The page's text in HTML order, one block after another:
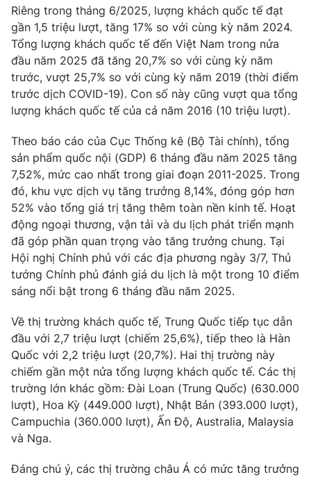
Sản phẩm
Thị trường
Tư vấn
Giao lưu trực tuyến
Lịch phát sóng
Chuyên mục khác
Photo Infographic
Video Shorts video
VTV Money VTV Thể thao
VTV Sức khoẻ Bất động sản
Thị trường 24h Tấm lòng Việt
VTV4 Vươn mình bằng AI
VTV9 VTV8
Riêng trong tháng 6/2025, lượng khách quốc tế đạt
gần 1,5 triệu lượt, tăng 17% so với cùng kỳ năm 2024.
Tổng lượng khách quốc tế đến Việt Nam trong nửa
đầu năm 2025 đã tăng 20,7% so với cùng kỳ năm
trước, vượt 25,7% so với cùng kỳ năm 2019 (thời điểm
trước dịch COVID-19). Con số này cũng vượt qua tổng
lượng khách quốc tế của cả năm 2016 (10 triệu lượt).
Theo báo cáo của Cục Thống kê (Bộ Tài chính), tổng
sản phẩm quốc nội (GDP) 6 tháng đầu năm 2025 tăng
7,52%, mức cao nhất trong giai đoạn 2011-2025. Trong
đó, khu vực dịch vụ tăng trưởng 8,14%, đóng góp hơn
52% vào tổng giá trị tăng thêm toàn nền kinh tế. Hoạt
động ngoại thương, vận tải và du lịch phát triển mạnh
đã góp phần quan trọng vào tăng trưởng chung. Tại
Hội nghị Chính phủ với các địa phương ngày 3/7, Thủ
tướng Chính phủ đánh giá du lịch là một trong 10 điểm
sáng nổi bật trong 6 tháng đầu năm 2025.
Về thị trường khách quốc tế, Trung Quốc tiếp tục dẫn
đầu với 2,7 triệu lượt (chiếm 25,6%), tiếp theo là Hàn
Quốc với 2,2 triệu lượt (20,7%). Hai thị trường này
chiếm gần một nửa tổng lượng khách quốc tế. Các thị
trường lớn khác gồm: Đài Loan (Trung Quốc) (630.000
lượt), Hoa Kỳ (449.000 lượt), Nhật Bản (393.000 lượt),
Campuchia (360.000 lượt), Ấn Độ, Australia, Malaysia
và Nga.
Đáng chú ý, các thị trường châu Á có mức tăng trưởng